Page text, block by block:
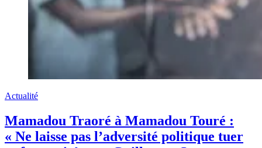
Actualité
Mamadou Traoré à Mamadou Touré :
« Ne laisse pas l’adversité politique tuer